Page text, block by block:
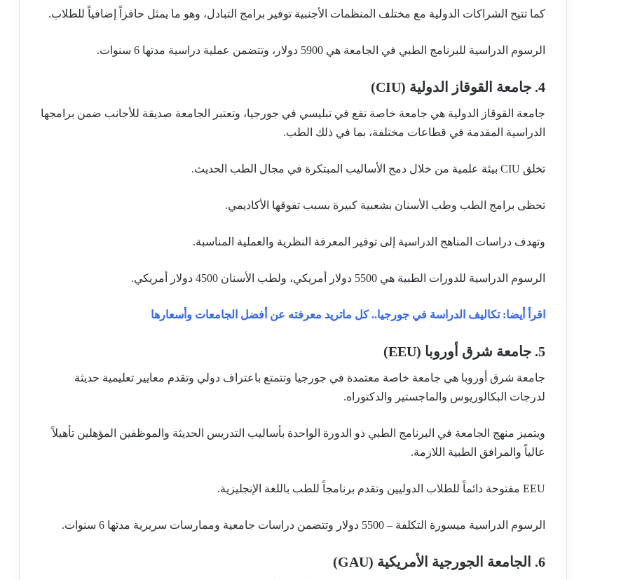
كما تتيح الشراكات الدولية مع مختلف المنظمات الأجنبية توفير برامج التبادل، وهو ما يمثل حافزاً إضافياً للطلاب.
الرسوم الدراسية للبرنامج الطبي في الجامعة هي 5900 دولار، وتتضمن عملية دراسية مدتها 6 سنوات.
4. جامعة القوقاز الدولية (CIU)
جامعة القوقاز الدولية هي جامعة خاصة تقع في تبليسي في جورجيا، وتعتبر الجامعة صديقة للأجانب ضمن برامجها
الدراسية المقدمة في قطاعات مختلفة، بما في ذلك الطب.
تخلق CIU بيئة علمية من خلال دمج الأساليب المبتكرة في مجال الطب الحديث.
تحظى برامج الطب وطب الأسنان بشعبية كبيرة بسبب تفوقها الأكاديمي.
وتهدف دراسات المناهج الدراسية إلى توفير المعرفة النظرية والعملية المناسبة.
الرسوم الدراسية للدورات الطبية هي 5500 دولار أمريكي، ولطب الأسنان 4500 دولار أمريكي.
اقرأ أيضا: تكاليف الدراسة في جورجيا.. كل ماتريد معرفته عن أفضل الجامعات وأسعارها
5. جامعة شرق أوروبا (EEU)
جامعة شرق أوروبا هي جامعة خاصة معتمدة في جورجيا وتتمتع باعتراف دولي وتقدم معايير تعليمية حديثة
لدرجات البكالوريوس والماجستير والدكتوراه.
ويتميز منهج الجامعة في البرنامج الطبي ذو الدورة الواحدة بأساليب التدريس الحديثة والموظفين المؤهلين تأهيلاً
عالياً والمرافق الطبية اللازمة.
EEU مفتوحة دائماً للطلاب الدوليين وتقدم برنامجاً للطب باللغة الإنجليزية.
الرسوم الدراسية ميسورة التكلفة – 5500 دولار وتتضمن دراسات جامعية وممارسات سريرية مدتها 6 سنوات.
6. الجامعة الجورجية الأمريكية (GAU)